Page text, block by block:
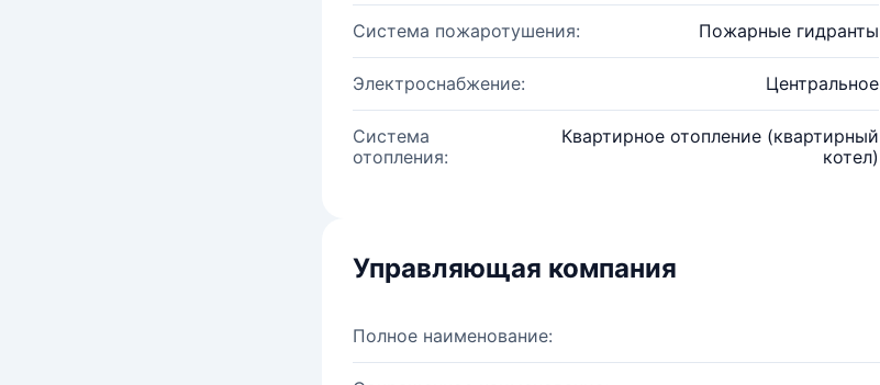
Система пожаротушения: Пожарные гидранты
Электроснабжение: Центральное
Система
отопления:
Квартирное отопление (квартирный
котел)
Управляющая компания
Полное наименование: